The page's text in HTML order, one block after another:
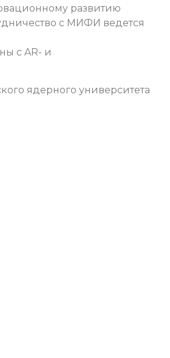
развитию
с МИФИ ведется
с AR- и
ядерного университета